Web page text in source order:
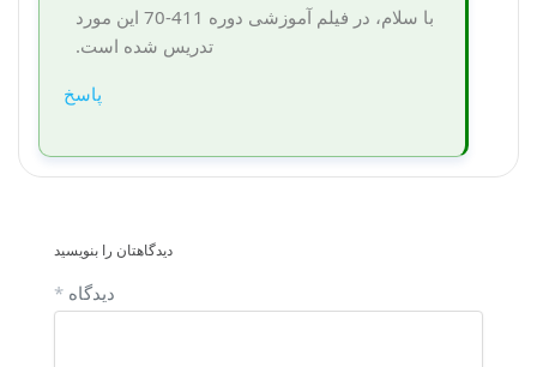
با سلام، در فیلم آموزشی دوره 411-70 این مورد
تدریس شده است.
پاسخ
دیدگاهتان را بنویسید
دیدگاه *